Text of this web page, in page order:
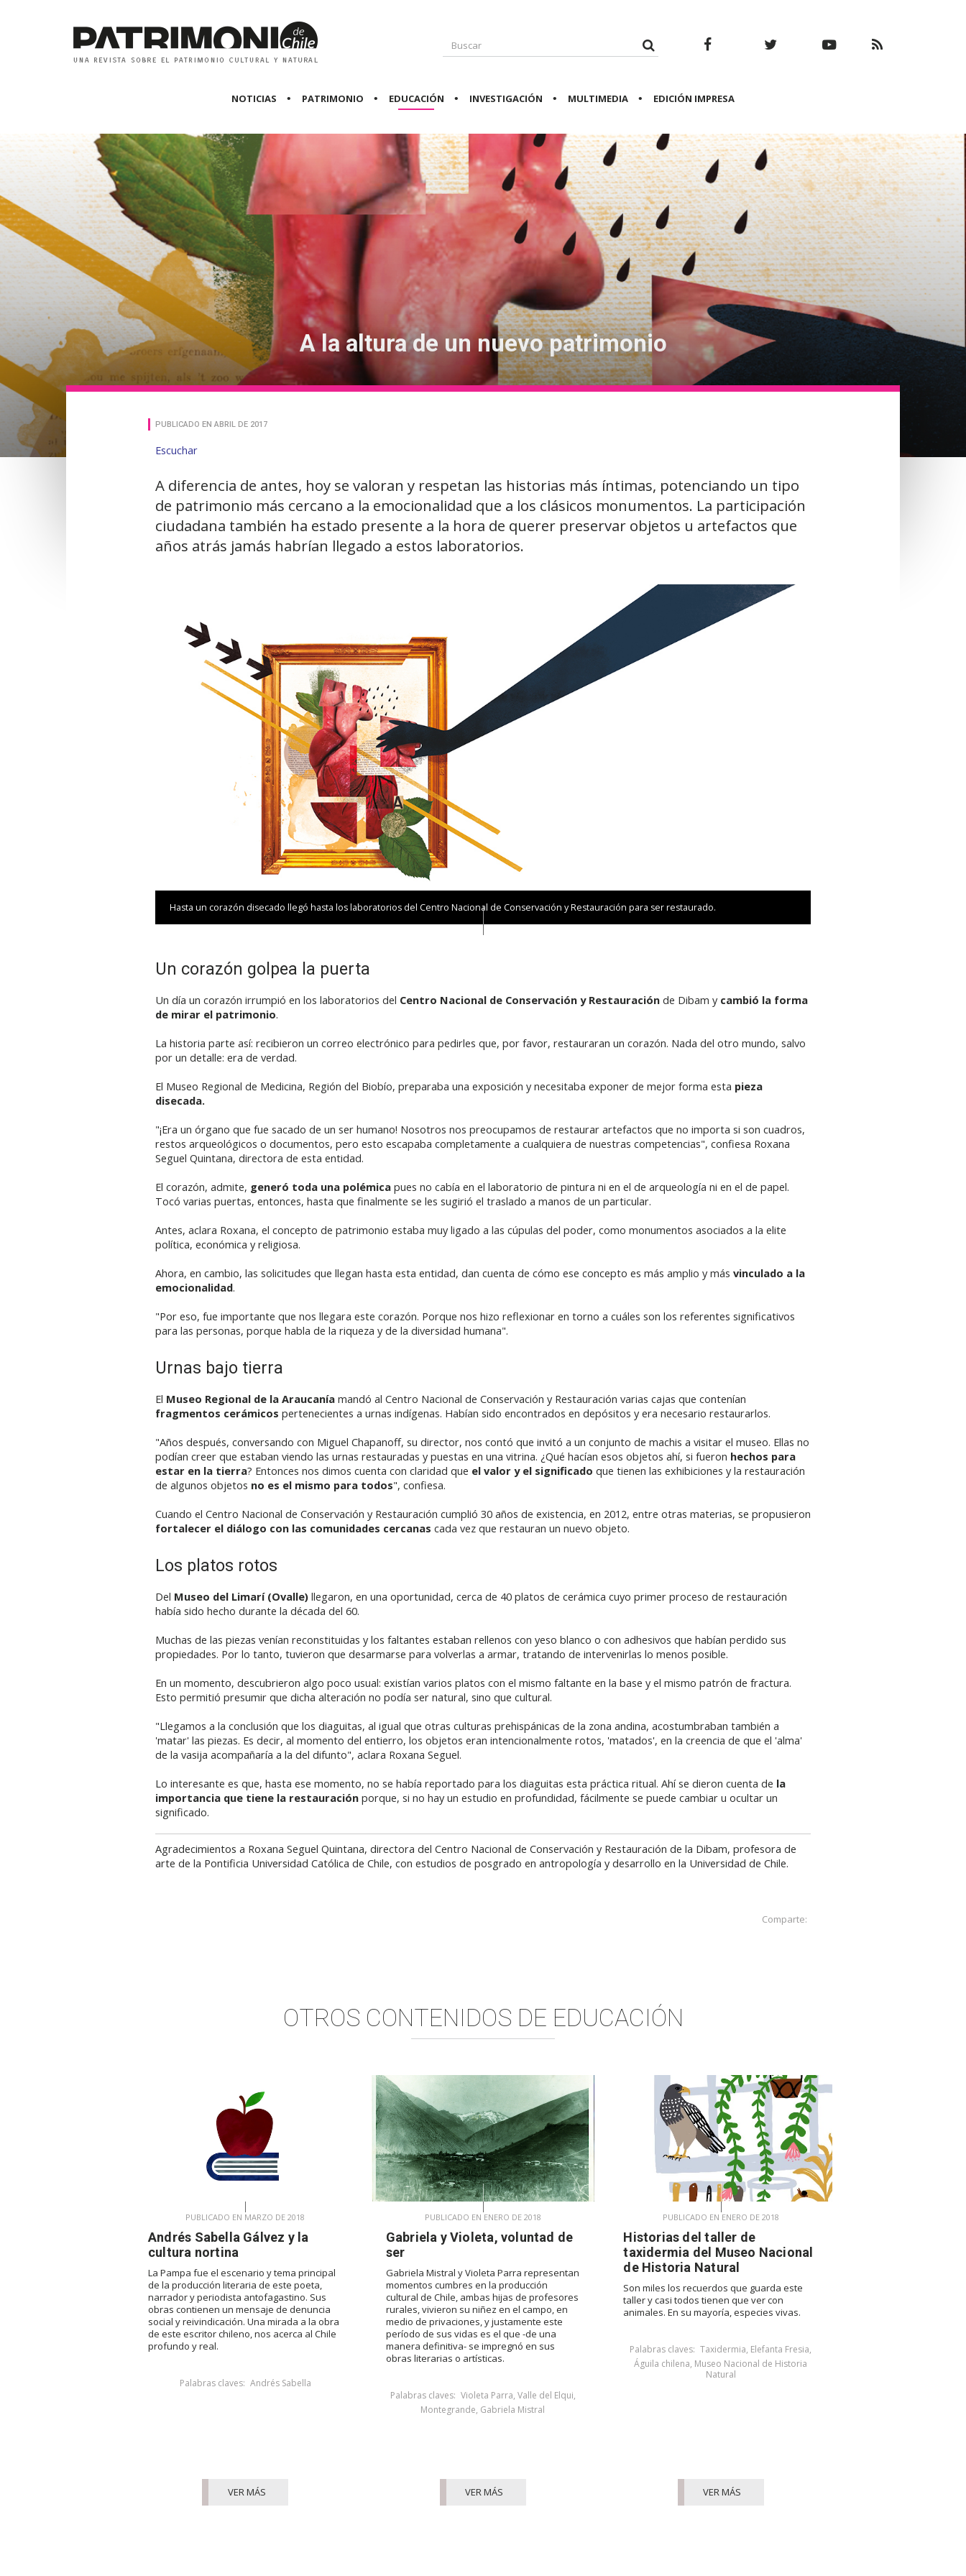
NOTICIAS PATRIMONIO EDUCACIÓN INVESTIGACIÓN MULTIMEDIA EDICIÓN IMPRESA
A la altura de un nuevo patrimonio
PUBLICADO EN ABRIL DE 2017
Escuchar
A diferencia de antes, hoy se valoran y respetan las historias más íntimas, potenciando un tipo
de patrimonio más cercano a la emocionalidad que a los clásicos monumentos. La participación
ciudadana también ha estado presente a la hora de querer preservar objetos u artefactos que
años atrás jamás habrían llegado a estos laboratorios.
Hasta un corazón disecado llegó hasta los laboratorios del Centro Nacional de Conservación y Restauración para ser restaurado.
Un corazón golpea la puerta
Un día un corazón irrumpió en los laboratorios del Centro Nacional de Conservación y Restauración de Dibam y cambió la forma
de mirar el patrimonio.
La historia parte así: recibieron un correo electrónico para pedirles que, por favor, restauraran un corazón. Nada del otro mundo, salvo
por un detalle: era de verdad.
El Museo Regional de Medicina, Región del Biobío, preparaba una exposición y necesitaba exponer de mejor forma esta pieza
disecada.
"¡Era un órgano que fue sacado de un ser humano! Nosotros nos preocupamos de restaurar artefactos que no importa si son cuadros,
restos arqueológicos o documentos, pero esto escapaba completamente a cualquiera de nuestras competencias", confiesa Roxana
Seguel Quintana, directora de esta entidad.
El corazón, admite, generó toda una polémica pues no cabía en el laboratorio de pintura ni en el de arqueología ni en el de papel.
Tocó varias puertas, entonces, hasta que finalmente se les sugirió el traslado a manos de un particular.
Antes, aclara Roxana, el concepto de patrimonio estaba muy ligado a las cúpulas del poder, como monumentos asociados a la elite
política, económica y religiosa.
Ahora, en cambio, las solicitudes que llegan hasta esta entidad, dan cuenta de cómo ese concepto es más amplio y más vinculado a la
emocionalidad.
"Por eso, fue importante que nos llegara este corazón. Porque nos hizo reflexionar en torno a cuáles son los referentes significativos
para las personas, porque habla de la riqueza y de la diversidad humana".
Urnas bajo tierra
El Museo Regional de la Araucanía mandó al Centro Nacional de Conservación y Restauración varias cajas que contenían
fragmentos cerámicos pertenecientes a urnas indígenas. Habían sido encontrados en depósitos y era necesario restaurarlos.
"Años después, conversando con Miguel Chapanoff, su director, nos contó que invitó a un conjunto de machis a visitar el museo. Ellas no
podían creer que estaban viendo las urnas restauradas y puestas en una vitrina. ¿Qué hacían esos objetos ahí, si fueron hechos para
estar en la tierra? Entonces nos dimos cuenta con claridad que el valor y el significado que tienen las exhibiciones y la restauración
de algunos objetos no es el mismo para todos", confiesa.
Cuando el Centro Nacional de Conservación y Restauración cumplió 30 años de existencia, en 2012, entre otras materias, se propusieron
fortalecer el diálogo con las comunidades cercanas cada vez que restauran un nuevo objeto.
Los platos rotos
Del Museo del Limarí (Ovalle) llegaron, en una oportunidad, cerca de 40 platos de cerámica cuyo primer proceso de restauración
había sido hecho durante la década del 60.
Muchas de las piezas venían reconstituidas y los faltantes estaban rellenos con yeso blanco o con adhesivos que habían perdido sus
propiedades. Por lo tanto, tuvieron que desarmarse para volverlas a armar, tratando de intervenirlas lo menos posible.
En un momento, descubrieron algo poco usual: existían varios platos con el mismo faltante en la base y el mismo patrón de fractura.
Esto permitió presumir que dicha alteración no podía ser natural, sino que cultural.
"Llegamos a la conclusión que los diaguitas, al igual que otras culturas prehispánicas de la zona andina, acostumbraban también a
'matar' las piezas. Es decir, al momento del entierro, los objetos eran intencionalmente rotos, 'matados', en la creencia de que el 'alma'
de la vasija acompañaría a la del difunto", aclara Roxana Seguel.
Lo interesante es que, hasta ese momento, no se había reportado para los diaguitas esta práctica ritual. Ahí se dieron cuenta de la
importancia que tiene la restauración porque, si no hay un estudio en profundidad, fácilmente se puede cambiar u ocultar un
significado.
Agradecimientos a Roxana Seguel Quintana, directora del Centro Nacional de Conservación y Restauración de la Dibam, profesora de
arte de la Pontificia Universidad Católica de Chile, con estudios de posgrado en antropología y desarrollo en la Universidad de Chile.
Comparte:
OTROS CONTENIDOS DE EDUCACIÓN
PUBLICADO EN MARZO DE 2018
Andrés Sabella Gálvez y la
cultura nortina
La Pampa fue el escenario y tema principal
de la producción literaria de este poeta,
narrador y periodista antofagastino. Sus
obras contienen un mensaje de denuncia
social y reivindicación. Una mirada a la obra
de este escritor chileno, nos acerca al Chile
profundo y real.
Palabras claves: Andrés Sabella
VER MÁS
PUBLICADO EN ENERO DE 2018
Gabriela y Violeta, voluntad de
ser
Gabriela Mistral y Violeta Parra representan
momentos cumbres en la producción
cultural de Chile, ambas hijas de profesores
rurales, vivieron su niñez en el campo, en
medio de privaciones, y justamente este
período de sus vidas es el que -de una
manera definitiva- se impregnó en sus
obras literarias o artísticas.
Palabras claves: Violeta Parra,Valle del Elqui,
Montegrande, Gabriela Mistral
VER MÁS
PUBLICADO EN ENERO DE 2018
Historias del taller de
taxidermia del Museo Nacional
de Historia Natural
Son miles los recuerdos que guarda este
taller y casi todos tienen que ver con
animales. En su mayoría, especies vivas.
Palabras claves: Taxidermia, Elefanta Fresia,
Águila chilena, Museo Nacional de Historia
Natural
VER MÁS